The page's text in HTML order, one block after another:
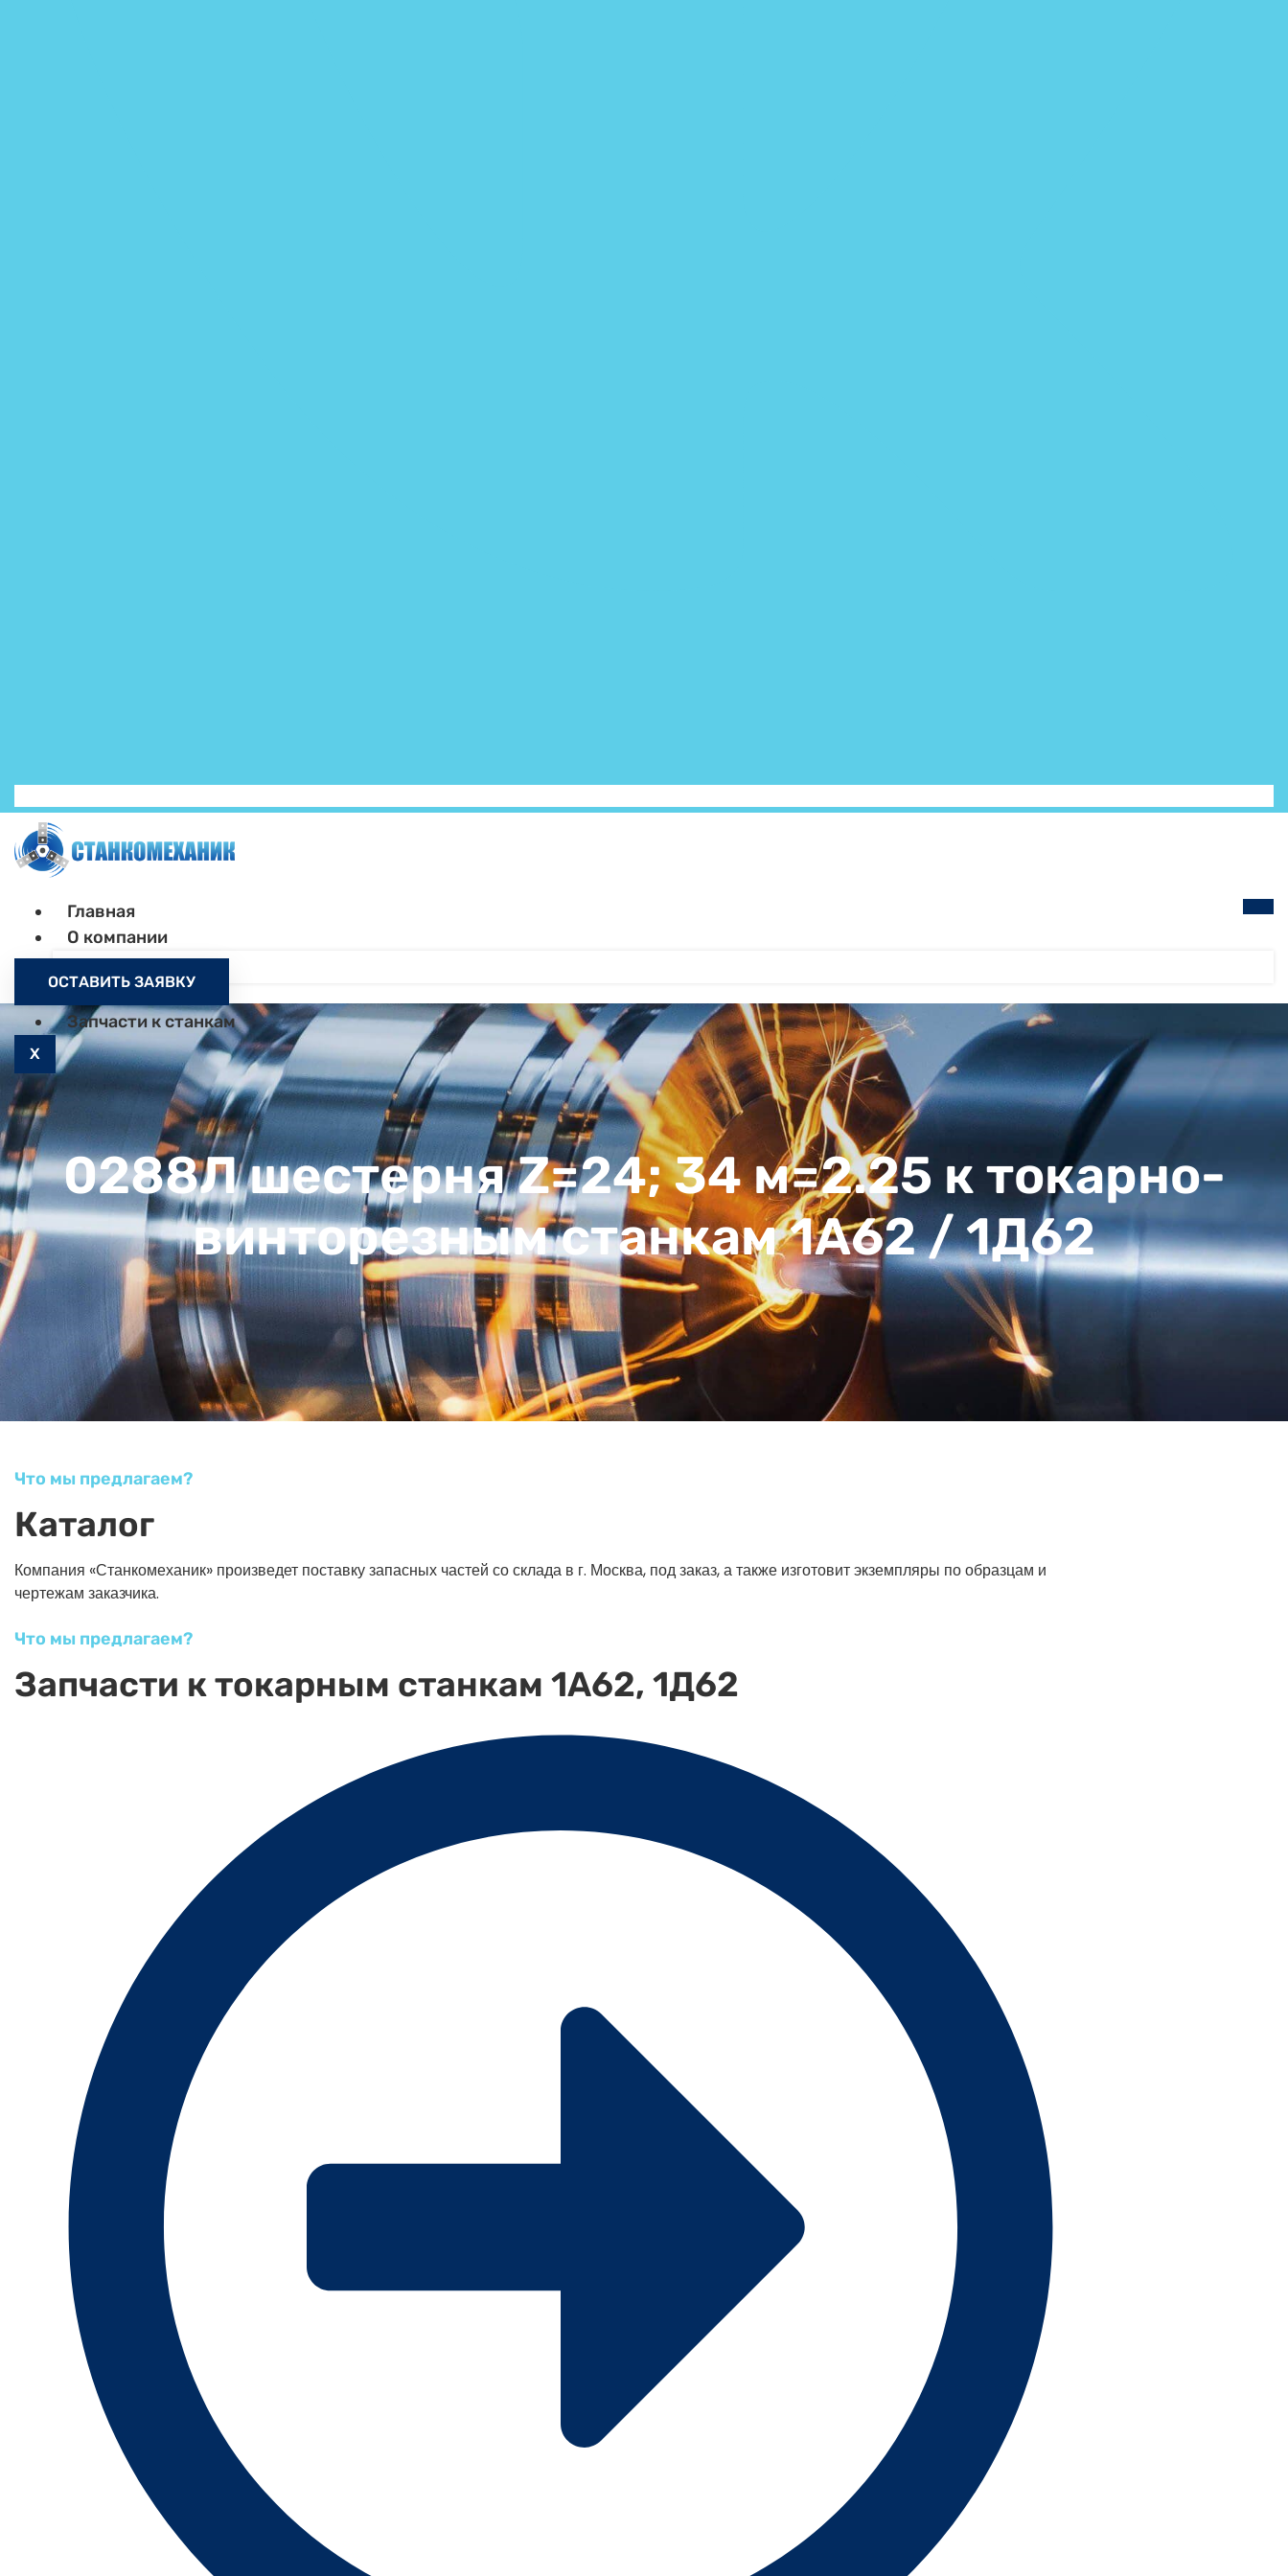
Главная
О компании
Запчасти к станкам
X
ОСТАВИТЬ ЗАЯВКУ
0288Л шестерня Z=24; 34 м=2.25 к токарно-
винторезным станкам 1А62 / 1Д62
Что мы предлагаем?
Каталог
Компания «Станкомеханик» произведет поставку запасных частей со склада в г. Москва, под заказ, а также изготовит экземпляры по образцам и
чертежам заказчика.
Что мы предлагаем?
Запчасти к токарным станкам 1А62, 1Д62